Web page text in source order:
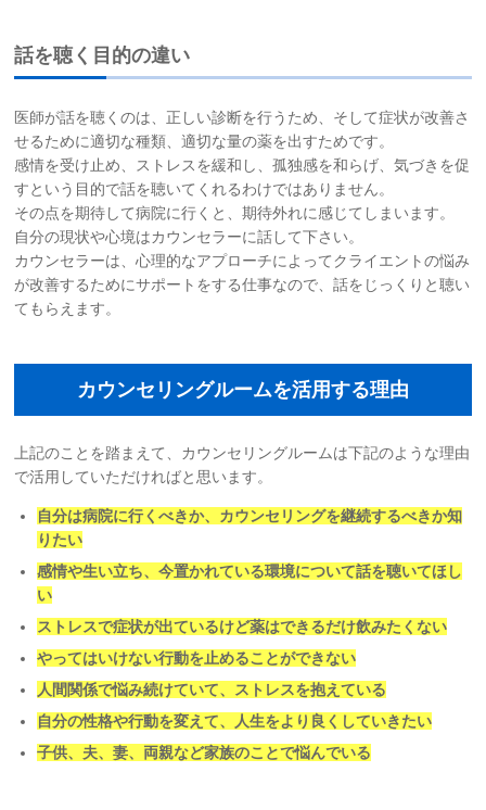
話を聴く目的の違い
医師が話を聴くのは、正しい診断を行うため、そして症状が改善さ
せるために適切な種類、適切な量の薬を出すためです。
感情を受け止め、ストレスを緩和し、孤独感を和らげ、気づきを促
すという目的で話を聴いてくれるわけではありません。
その点を期待して病院に行くと、期待外れに感じてしまいます。
自分の現状や心境はカウンセラーに話して下さい。
カウンセラーは、心理的なアプローチによってクライエントの悩み
が改善するためにサポートをする仕事なので、話をじっくりと聴い
てもらえます。
カウンセリングルームを活用する理由
上記のことを踏まえて、カウンセリングルームは下記のような理由
で活用していただければと思います。
自分は病院に行くべきか、カウンセリングを継続するべきか知
りたい
感情や生い立ち、今置かれている環境について話を聴いてほし
い
ストレスで症状が出ているけど薬はできるだけ飲みたくない
やってはいけない行動を止めることができない
人間関係で悩み続けていて、ストレスを抱えている
自分の性格や行動を変えて、人生をより良くしていきたい
子供、夫、妻、両親など家族のことで悩んでいる